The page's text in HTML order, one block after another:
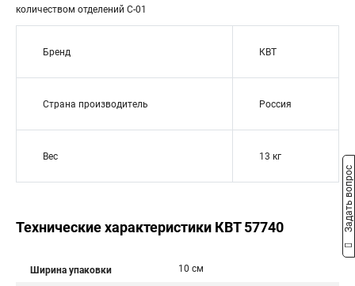
количеством отделений С-01
Бренд КВТ
Страна производитель Россия
Вес 13 кг
Технические характеристики КВТ 57740
Ширина упаковки 10 см
Задать вопрос